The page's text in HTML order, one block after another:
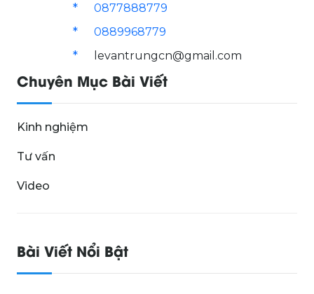
0877888779
0889968779
levantrungcn@gmail.com
Chuyên Mục Bài Viết
Kinh nghiệm
Tư vấn
Video
Bài Viết Nổi Bật